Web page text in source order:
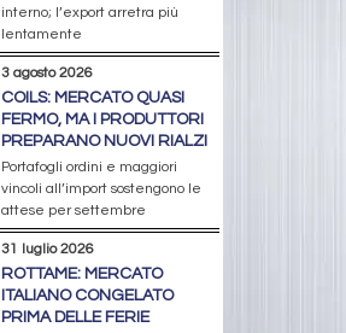
interno; l’export arretra più
lentamente
3 agosto 2026
COILS: MERCATO QUASI
FERMO, MA I PRODUTTORI
PREPARANO NUOVI RIALZI
Portafogli ordini e maggiori
vincoli all’import sostengono le
attese per settembre
31 luglio 2026
ROTTAME: MERCATO
ITALIANO CONGELATO
PRIMA DELLE FERIE